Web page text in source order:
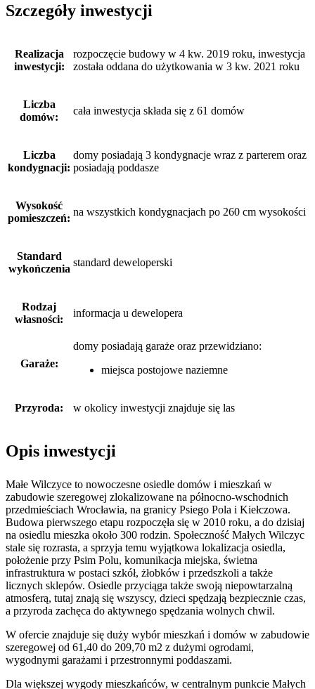
Szczegóły inwestycji
Realizacja
inwestycji:
rozpoczęcie budowy w 4 kw. 2019 roku, inwestycja
została oddana do użytkowania w 3 kw. 2021 roku
Liczba
domów:
cała inwestycja składa się z 61 domów
Liczba
kondygnacji:
domy posiadają 3 kondygnacje wraz z parterem oraz
posiadają poddasze
Wysokość
pomieszczeń:
na wszystkich kondygnacjach po 260 cm wysokości
Standard
wykończenia
standard deweloperski
Rodzaj
własności:
informacja u dewelopera
Garaże:
domy posiadają garaże oraz przewidziano:
miejsca postojowe naziemne
Przyroda: w okolicy inwestycji znajduje się las
Opis inwestycji
Małe Wilczyce to nowoczesne osiedle domów i mieszkań w
zabudowie szeregowej zlokalizowane na północno-wschodnich
przedmieściach Wrocławia, na granicy Psiego Pola i Kiełczowa.
Budowa pierwszego etapu rozpoczęła się w 2010 roku, a do dzisiaj
na osiedlu mieszka około 300 rodzin. Społeczność Małych Wilczyc
stale się rozrasta, a sprzyja temu wyjątkowa lokalizacja osiedla,
położenie przy Psim Polu, komunikacja miejska, świetna
infrastruktura w postaci szkół, żłobków i przedszkoli a także
licznych sklepów. Osiedle przyciąga także swoją niepowtarzalną
atmosferą, tutaj znają się wszyscy, dzieci spędzają bezpiecznie czas,
a przyroda zachęca do aktywnego spędzania wolnych chwil.
W ofercie znajduje się duży wybór mieszkań i domów w zabudowie
szeregowej od 61,40 do 209,70 m2 z dużymi ogrodami,
wygodnymi garażami i przestronnymi poddaszami.
Dla większej wygody mieszkańców, w centralnym punkcie Małych